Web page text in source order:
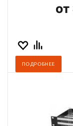
от
ПОДРОБНЕЕ